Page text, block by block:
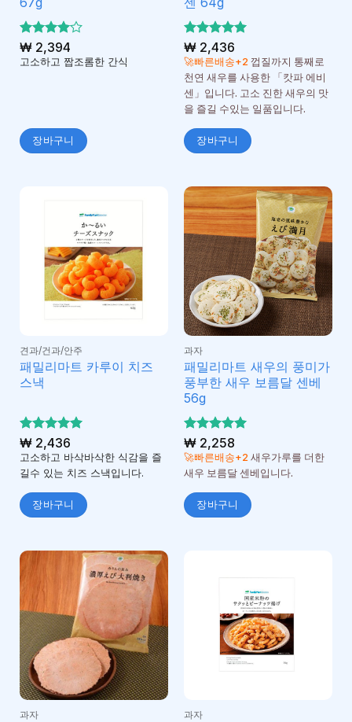
5 중에서
4로 평
₩2,394
고소하고 짭조롬한 간식
장바구니
5 중에서
5로 평가
됨
₩2,436
🚀빠른배송+2껍질까지 통째로
천연 새우를 사용한 「캇파 에비
센」입니다. 고소 진한 새우의 맛
을 즐길 수있는 일품입니다.
장바구니
견과/건과/안주
패밀리마트 카루이 치즈
스낵
5 중에서
5로 평가
됨
₩2,436
고소하고 바삭바삭한 식감을 즐
길수 있는 치즈 스낵입니다.
장바구니
과자
패밀리마트 새우의 풍미가
풍부한 새우 보름달 센베
56g
5 중에서
5로 평가
됨
₩2,258
🚀빠른배송+2새우가루를 더한
새우 보름달 센베입니다.
장바구니
과자 과자